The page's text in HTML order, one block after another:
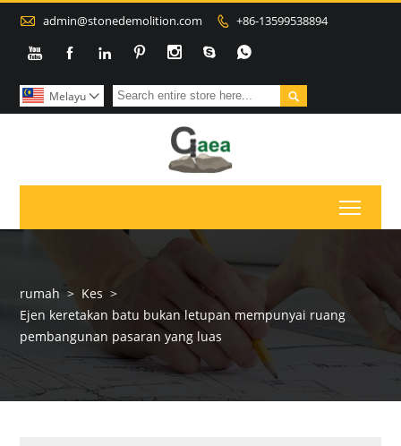
 admin@stonedemolition.com  +86-13599538894
      

Melayu 
rumah > Kes >
Ejen keretakan batu bukan letupan mempunyai ruang
pembangunan pasaran yang luas